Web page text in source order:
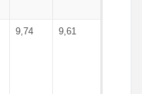
9,74 9,61